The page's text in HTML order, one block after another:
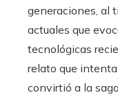
generaciones, al
actuales que
tecnológicas
relato que
convirtió a la